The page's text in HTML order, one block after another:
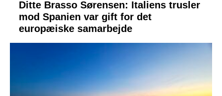
Ditte Brasso Sørensen: Italiens trusler
mod Spanien var gift for det
europæiske samarbejde